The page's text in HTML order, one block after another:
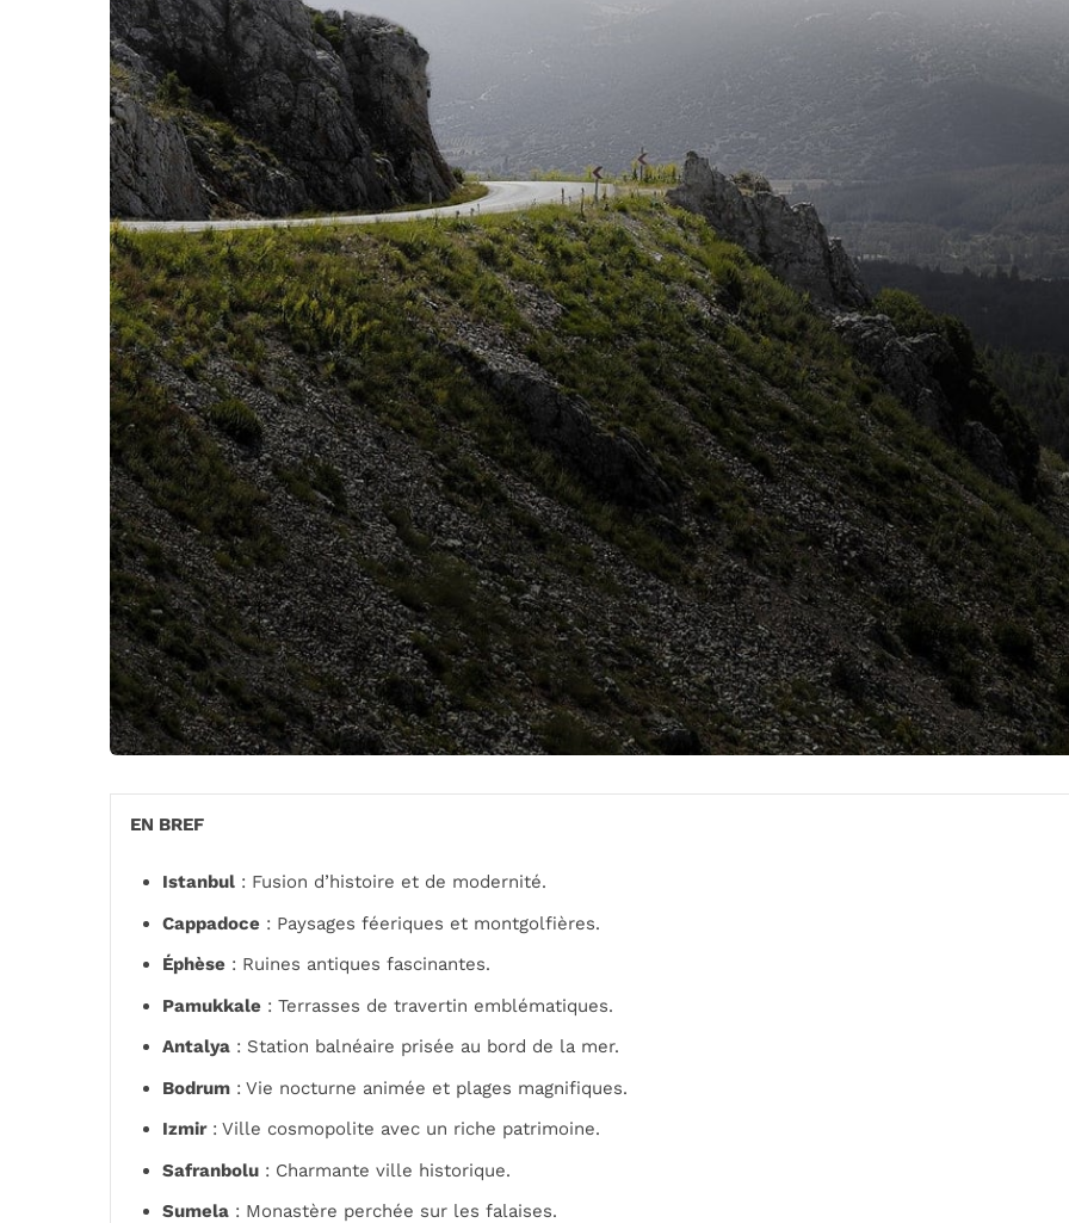
EN BREF
Istanbul : Fusion d’histoire et de modernité.
Cappadoce : Paysages féeriques et montgolfières.
Éphèse : Ruines antiques fascinantes.
Pamukkale : Terrasses de travertin emblématiques.
Antalya : Station balnéaire prisée au bord de la mer.
Bodrum : Vie nocturne animée et plages magnifiques.
Izmir: Ville cosmopolite avec un riche patrimoine.
Safranbolu : Charmante ville historique.
Sumela : Monastère perchée sur les falaises.